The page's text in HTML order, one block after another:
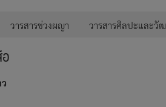
วารสารข่วงผญา วารสารศิลปะและวั